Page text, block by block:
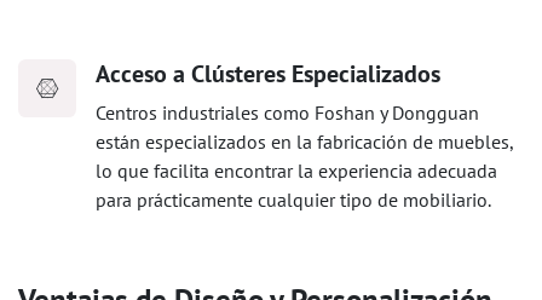
Acceso a Clústeres Especializados
Centros industriales como Foshan y Dongguan
están especializados en la fabricación de muebles,
lo que facilita encontrar la experiencia adecuada
para prácticamente cualquier tipo de mobiliario.